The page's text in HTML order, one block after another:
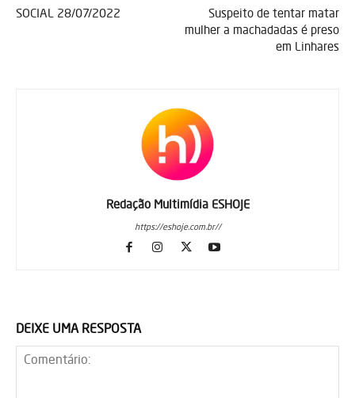
SOCIAL 28/07/2022
Suspeito de tentar matar
mulher a machadadas é preso
em Linhares
Redação Multimídia ESHOJE
https://eshoje.com.br//
DEIXE UMA RESPOSTA